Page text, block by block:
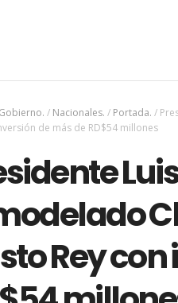
Gobierno. / Nacionales. / Portada. /
de más de RD$54 millones
Rey